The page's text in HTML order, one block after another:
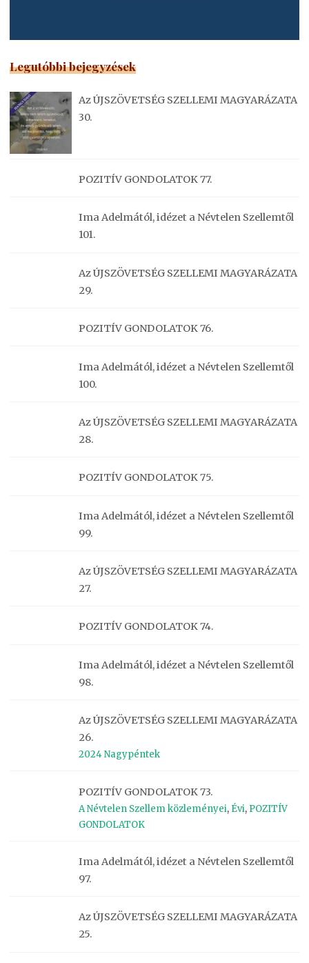
Legutóbbi bejegyzések
Az ÚJSZÖVETSÉG SZELLEMI MAGYARÁZATA
30.
POZITÍV GONDOLATOK 77.
Ima Adelmától, idézet a Névtelen Szellemtől
101.
Az ÚJSZÖVETSÉG SZELLEMI MAGYARÁZATA
29.
POZITÍV GONDOLATOK 76.
Ima Adelmától, idézet a Névtelen Szellemtől
100.
Az ÚJSZÖVETSÉG SZELLEMI MAGYARÁZATA
28.
POZITÍV GONDOLATOK 75.
Ima Adelmától, idézet a Névtelen Szellemtől
99.
Az ÚJSZÖVETSÉG SZELLEMI MAGYARÁZATA
27.
POZITÍV GONDOLATOK 74.
Ima Adelmától, idézet a Névtelen Szellemtől
98.
Az ÚJSZÖVETSÉG SZELLEMI MAGYARÁZATA
26.
2024 Nagypéntek
POZITÍV GONDOLATOK 73.
A Névtelen Szellem közleményei, Évi, POZITÍV
GONDOLATOK
Ima Adelmától, idézet a Névtelen Szellemtől
97.
Az ÚJSZÖVETSÉG SZELLEMI MAGYARÁZATA
25.